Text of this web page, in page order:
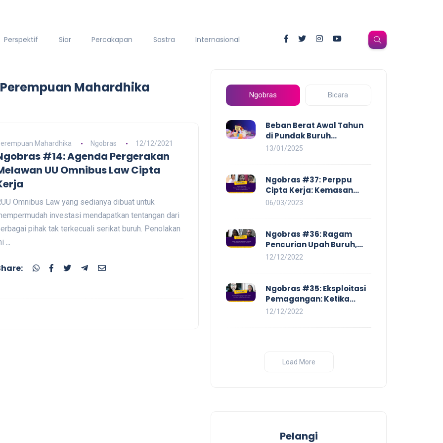
Perspektif Siar Percakapan Sastra Internasional
Mahardhika
Mahardhika Ngobras 12/12/2021
#14: Agenda Pergerakan
UU Omnibus Law Cipta
Omnibus Law yang sedianya dibuat untuk
investasi mendapatkan tentangan dari
pihak tak terkecuali serikat buruh. Penolakan
...
Ngobras Bicara
Beban Berat Awal Tahun
di Pundak Buruh
Perempuan: Kenaikan
Membayangi dan
Eksploitasi di Dunia Kerja
13/01/2025
Ngobras #37: Perppu
Cipta Kerja: Kemasan
Baru UU Cipta Kerja yang
06/03/2023
Ngobras #36: Ragam
Pencurian Upah Buruh,
Mulai Dari No Work No Pay
12/12/2022
Ngobras #35: Eksploitasi
Pemagangan: Ketika
Instituasi Pendidikan
12/12/2022
Load More
Pelangi